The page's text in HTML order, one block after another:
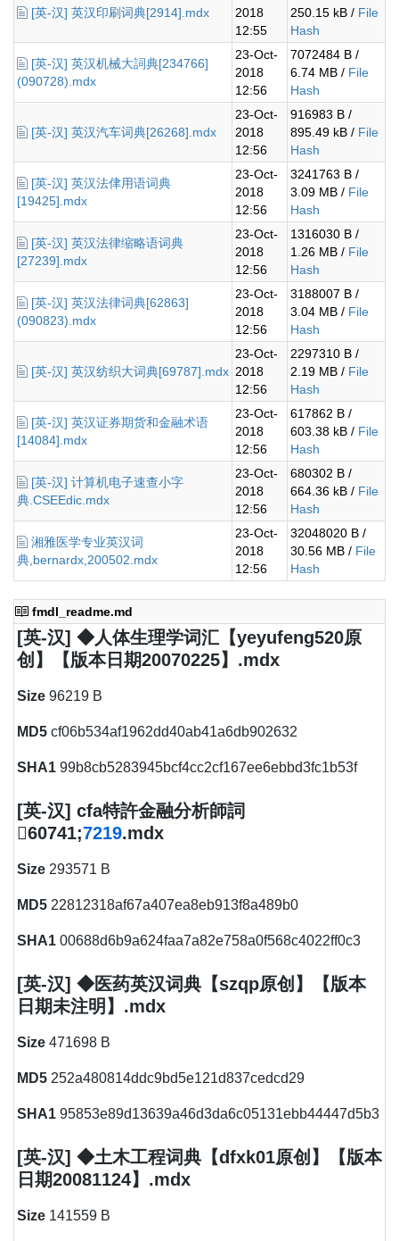
[英-汉] 英汉印刷词典[2914].mdx
2018
12:55
250.15 kB / File
Hash
[英-汉] 英汉机械大詞典[234766]
(090728).mdx
23-Oct-
2018
12:56
7072484 B /
6.74 MB / File
Hash
[英-汉] 英汉汽车词典[26268].mdx
23-Oct-
2018
12:56
916983 B /
895.49 kB / File
Hash
[英-汉] 英汉法侓用语词典
[19425].mdx
23-Oct-
2018
12:56
3241763 B /
3.09 MB / File
Hash
[英-汉] 英汉法律缩略语词典
[27239].mdx
23-Oct-
2018
12:56
1316030 B /
1.26 MB / File
Hash
[英-汉] 英汉法律词典[62863]
(090823).mdx
23-Oct-
2018
12:56
3188007 B /
3.04 MB / File
Hash
[英-汉] 英汉纺织大词典[69787].mdx
23-Oct-
2018
12:56
2297310 B /
2.19 MB / File
Hash
[英-汉] 英汉证券期货和金融术语
[14084].mdx
23-Oct-
2018
12:56
617862 B /
603.38 kB / File
Hash
[英-汉] 计算机电子速查小字
典.CSEEdic.mdx
23-Oct-
2018
12:56
680302 B /
664.36 kB / File
Hash
湘雅医学专业英汉词
典,bernardx,200502.mdx
23-Oct-
2018
12:56
32048020 B /
30.56 MB / File
Hash
fmdl_readme.md
[英-汉] ◆人体生理学词汇【yeyufeng520原
创】【版本日期20070225】.mdx
Size 96219 B
MD5 cf06b534af1962dd40ab41a6db902632
SHA1 99b8cb5283945bcf4cc2cf167ee6ebbd3fc1b53f
[英-汉] cfa特許金融分析師詞
60741;7219.mdx
Size 293571 B
MD5 22812318af67a407ea8eb913f8a489b0
SHA1 00688d6b9a624faa7a82e758a0f568c4022ff0c3
[英-汉] ◆医药英汉词典【szqp原创】【版本
日期未注明】.mdx
Size 471698 B
MD5 252a480814ddc9bd5e121d837cedcd29
SHA1 95853e89d13639a46d3da6c05131ebb44447d5b3
[英-汉] ◆土木工程词典【dfxk01原创】【版本
日期20081124】.mdx
Size 141559 B